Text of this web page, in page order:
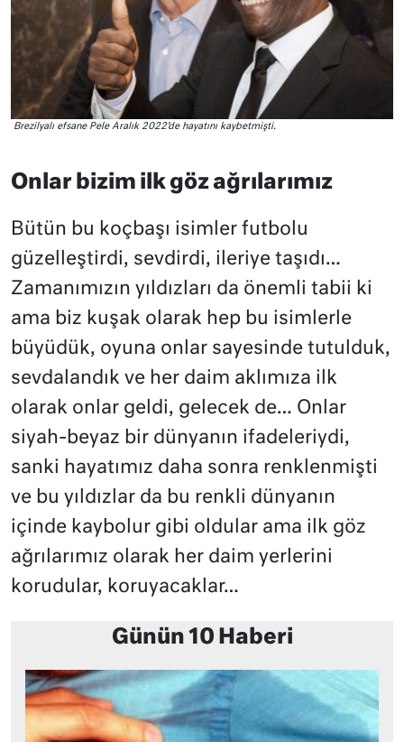
Brezilyalı efsane Pele Aralık 2022’de hayatını kaybetmişti.
Onlar bizim ilk göz ağrılarımız
Bütün bu koçbaşı isimler futbolu
güzelleştirdi, sevdirdi, ileriye taşıdı…
Zamanımızın yıldızları da önemli tabii ki
ama biz kuşak olarak hep bu isimlerle
büyüdük, oyuna onlar sayesinde tutulduk,
sevdalandık ve her daim aklımıza ilk
olarak onlar geldi, gelecek de… Onlar
siyah-beyaz bir dünyanın ifadeleriydi,
sanki hayatımız daha sonra renklenmişti
ve bu yıldızlar da bu renkli dünyanın
içinde kaybolur gibi oldular ama ilk göz
ağrılarımız olarak her daim yerlerini
korudular, koruyacaklar…
Günün 10 Haberi